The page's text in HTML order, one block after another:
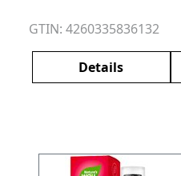
GTIN: 4260335836132
Details